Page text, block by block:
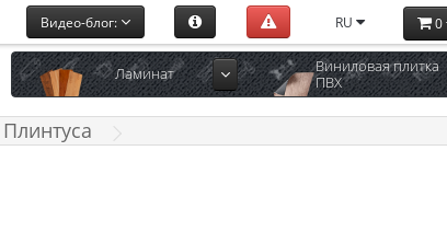
Видео-блог: RU 0
Ламинат
Виниловая плитка
ПВХ
Плинтуса